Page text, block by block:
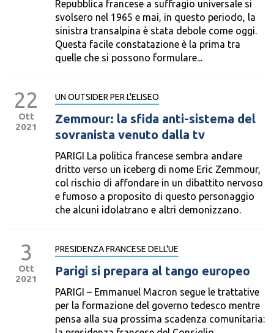
Repubblica francese a suffragio universale si
svolsero nel 1965 e mai, in questo periodo, la
sinistra transalpina è stata debole come oggi.
Questa facile constatazione è la prima tra
quelle che si possono formulare...
22
Ott
2021
UN OUTSIDER PER L'ELISEO
Zemmour: la sfida anti-sistema del
sovranista venuto dalla tv
PARIGI La politica francese sembra andare
dritto verso un iceberg di nome Eric Zemmour,
col rischio di affondare in un dibattito nervoso
e fumoso a proposito di questo personaggio
che alcuni idolatrano e altri demonizzano.
3
Ott
2021
PRESIDENZA FRANCESE DELL'UE
Parigi si prepara al tango europeo
PARIGI – Emmanuel Macron segue le trattative
per la formazione del governo tedesco mentre
pensa alla sua prossima scadenza comunitaria: